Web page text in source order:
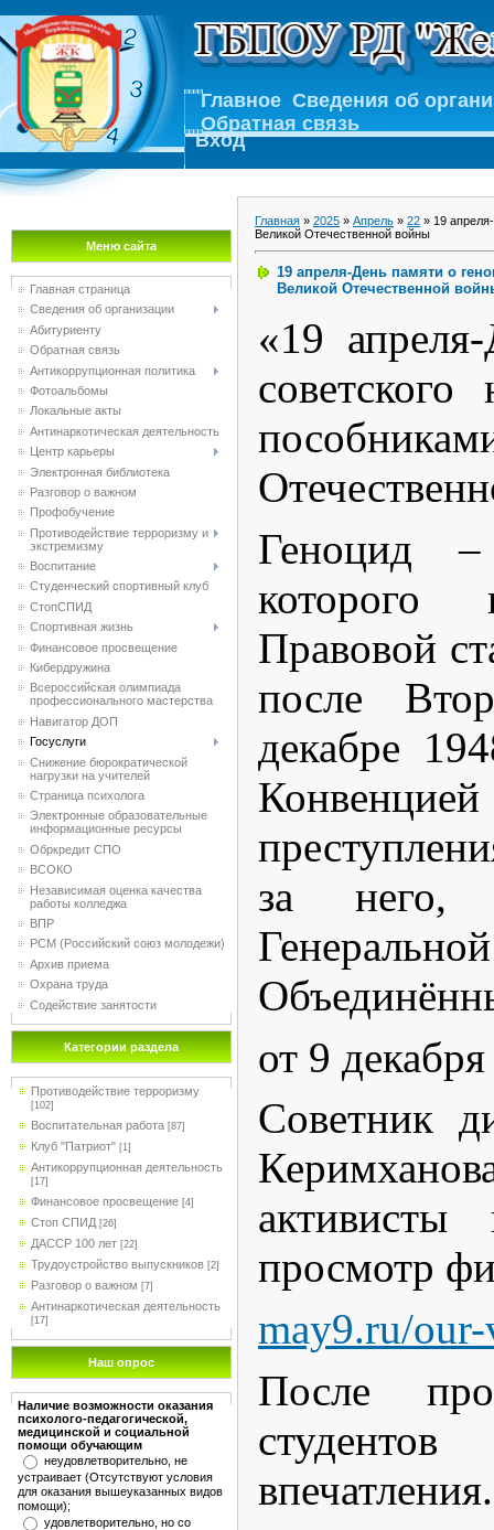
Главное Сведения об
Обратная связь
Вход
Меню сайта
Главная страница
Сведения об организации
Абитуриенту
Обратная связь
Антикоррупционная политика
Фотоальбомы
Локальные акты
Антинаркотическая деятельность
Центр карьеры
Электронная библиотека
Разговор о важном
Профобучение
Противодействие терроризму и
экстремизму
Воспитание
Студенческий спортивный клуб
CтопСПИД
Спортивная жизнь
Финансовое просвещение
Кибердружина
Всероссийская олимпиада
профессионального мастерства
Навигатор ДОП
Госуслуги
Снижение бюрократической
нагрузки на учителей
Страница психолога
Электронные образовательные
информационные ресурсы
Обркредит СПО
ВСОКО
Независимая оценка качества
работы колледжа
ВПР
РСМ (Российский союз молодежи)
Архив приема
Охрана труда
Содействие занятости
Категории раздела
Противодействие терроризму
[102]
Воспитательная работа [87]
Клуб "Патриот" [1]
Антикоррупционная деятельность
[17]
Финансовое просвещение [4]
Стоп СПИД [26]
ДАССР 100 лет [22]
Трудоустройство выпускников [2]
Разговор о важном [7]
Антинаркотическая деятельность
[17]
Наш опрос
Наличие возможности оказания
психолого-педагогической,
медицинской и социальной
помощи обучающим
неудовлетворительно, не
устраивает (Отсутствуют условия
для оказания вышеуказанных видов
помощи);
удовлетворительно, но со
Главная » 2025 » Апрель » 22 » 19
Великой Отечественной войны
19 апреля-День памяти о
Великой Отечественной
«19
Геноцид
которого
Правовой
после
декабре
за него,
от 9
Советник
активисты
просмотр
may9.ru/
После
впечатления.